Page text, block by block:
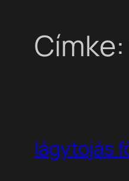
Címke:
lágytojás